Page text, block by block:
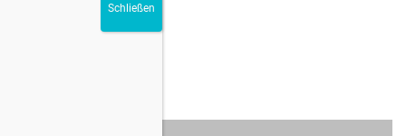
Schließen